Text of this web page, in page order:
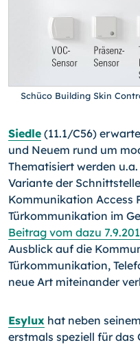
Schüco Building Skin
Siedle (11.1/C56)
und Neuem rund um
Thematisiert werden
Variante der
Kommunikation Access
Türkommunikation im
Beitrag vom dazu
Ausblick auf die
Türkommunikation,
neue Art miteinander
Esylux hat neben
erstmals speziell für